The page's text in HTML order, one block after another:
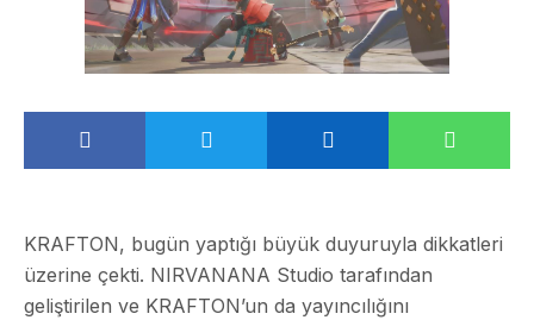
KRAFTON, bugün yaptığı büyük duyuruyla dikkatleri
üzerine çekti. NIRVANANA Studio tarafından
geliştirilen ve KRAFTON’un da yayıncılığını